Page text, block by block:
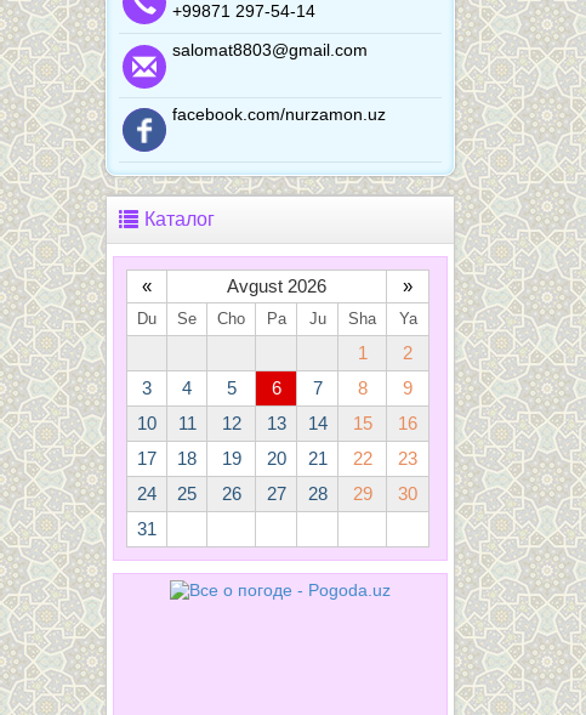
+99871 297-54-14
salomat8803@gmail.com
facebook.com/nurzamon.uz
Каталог
« Avgust 2026 »
Du Se Cho Pa Ju Sha Ya
1
2
3
4 5 6 7 8
9
10
11 12 13 14 15
16
17
18 19 20 21 22
23
24
25 26 27 28 29
30
31